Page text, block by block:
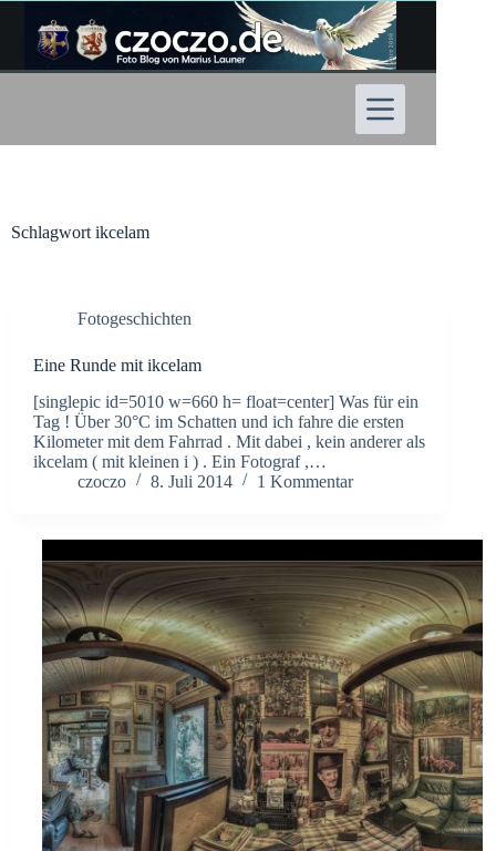
Inhalt
springen
Schlagwort ikcelam
Fotogeschichten
Eine Runde mit ikcelam
[singlepic id=5010 w=660 h= float=center] Was für ein
Tag ! Über 30°C im Schatten und ich fahre die ersten
Kilometer mit dem Fahrrad . Mit dabei , kein anderer als
ikcelam ( mit kleinen i ) . Ein Fotograf ,…
czoczo
8. Juli 2014 1 Kommentar